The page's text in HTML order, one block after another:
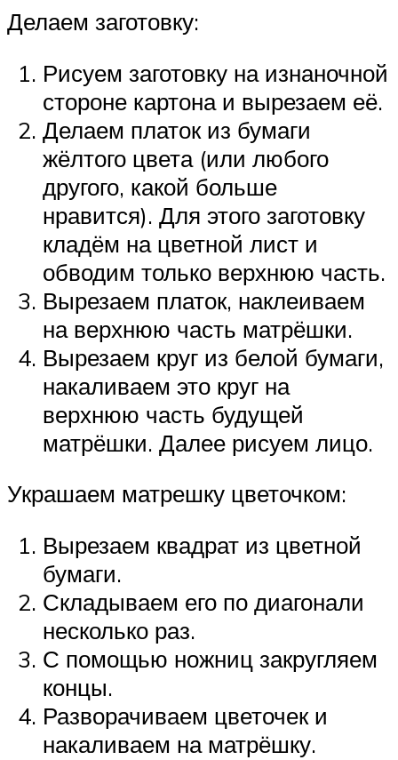
Делаем заготовку:
Рисуем заготовку на изнаночной
стороне картона и вырезаем её.
Делаем платок из бумаги
жёлтого цвета (или любого
другого, какой больше
нравится). Для этого заготовку
кладём на цветной лист и
обводим только верхнюю часть.
Вырезаем платок, наклеиваем
на верхнюю часть матрёшки.
Вырезаем круг из белой бумаги,
накаливаем это круг на
верхнюю часть будущей
матрёшки. Далее рисуем лицо.
Украшаем матрешку цветочком:
Вырезаем квадрат из цветной
бумаги.
Складываем его по диагонали
несколько раз.
С помощью ножниц закругляем
концы.
Разворачиваем цветочек и
накаливаем на матрёшку.